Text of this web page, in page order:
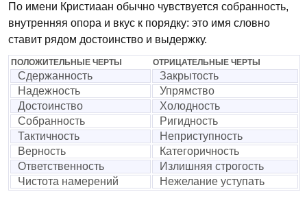
По имени Кристиаан обычно чувствуется собранность,
внутренняя опора и вкус к порядку: это имя словно
ставит рядом достоинство и выдержку.
ПОЛОЖИТЕЛЬНЫЕ ЧЕРТЫ ОТРИЦАТЕЛЬНЫЕ ЧЕРТЫ
Сдержанность
Закрытость
Надежность
Упрямство
Достоинство
Холодность
Собранность
Ригидность
Тактичность
Неприступность
Верность
Категоричность
Ответственность
Излишняя строгость
Чистота намерений
Нежелание уступать